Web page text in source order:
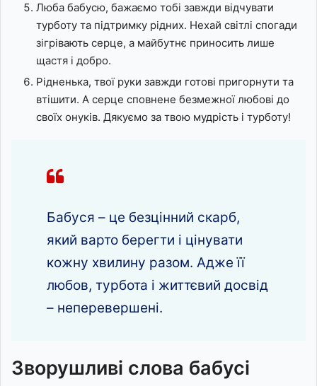
Люба бабусю, бажаємо тобі завжди відчувати
турботу та підтримку рідних. Нехай світлі спогади
зігрівають серце, а майбутнє приносить лише
щастя і добро.
Рідненька, твої руки завжди готові пригорнути та
втішити. А серце сповнене безмежної любові до
своїх онуків. Дякуємо за твою мудрість і турботу!
Бабуся – це безцінний скарб,
який варто берегти і цінувати
кожну хвилину разом. Адже її
любов, турбота і життєвий досвід
– неперевершені.
Зворушливі слова бабусі